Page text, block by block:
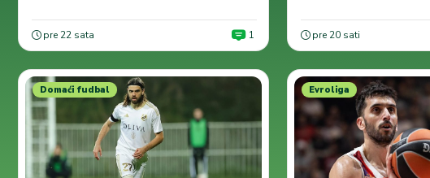
pre 22 sata 1 pre 20 sati
Domaći fudbal Evroliga